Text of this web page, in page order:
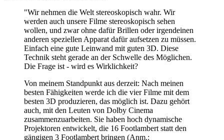
"Wir nehmen die Welt stereoskopisch wahr. Wir
werden auch unsere Filme stereoskopisch sehen
wollen, und zwar ohne dafür Brillen oder irgendeinen
anderen speziellen Apparat dafür aufsetzen zu müssen.
Einfach eine gute Leinwand mit guten 3D. Diese
Technik steht gerade an der Schwelle des Möglichen.
Die Frage ist - wird es Wirklichkeit?
Von meinem Standpunkt aus derzeit: Nach meinen
besten Fähigkeiten werde ich die vier Filme mit dem
besten 3D produzieren, das möglich ist. Dazu gehört
auch, mit den Leuten von Dolby Cinema
zusammenzuarbeiten. Sie haben hoch dynamische
Projektoren entwickelt, die 16 Footlambert statt den
gängigen 3 Footlambert bringen (Anm.: